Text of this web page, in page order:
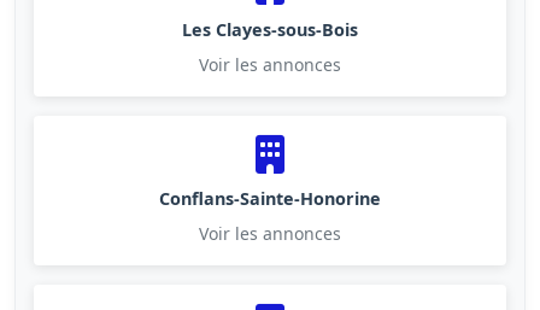
Les Clayes-sous-Bois
Voir les annonces
Conflans-Sainte-Honorine
Voir les annonces